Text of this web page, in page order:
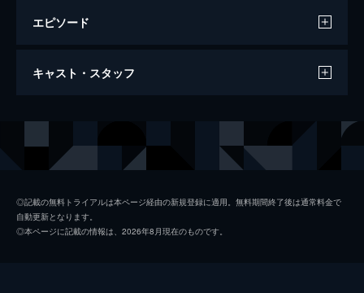
エピソード
#1 札幌市民に直撃！中央区のまだ見ぬ魅
ンしに、大通に狸小路商店街、すすきのへ突
魅力をハッケン！
かねちーが札幌市民にガチの突撃インタビュ
ー。地元民しか知らない、中央区の真の姿に
キャスト・スタッフ
◎記載の無料トライアルは本ページ経由の新規登録に適用。無料期間終了後は通常料金で
自動更新となります。
◎本ページに記載の情報は、2026年8月現在のものです。